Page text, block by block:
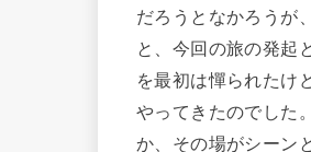
だろうとなかろうが
と、今回の旅の発起
を最初は憚られたけ
やってきたのでした
か、その場がシーン